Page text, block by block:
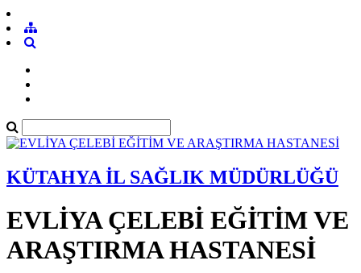
KÜTAHYA İL SAĞLIK MÜDÜRLÜĞÜ
EVLİYA ÇELEBİ EĞİTİM VE
ARAŞTIRMA HASTANESİ